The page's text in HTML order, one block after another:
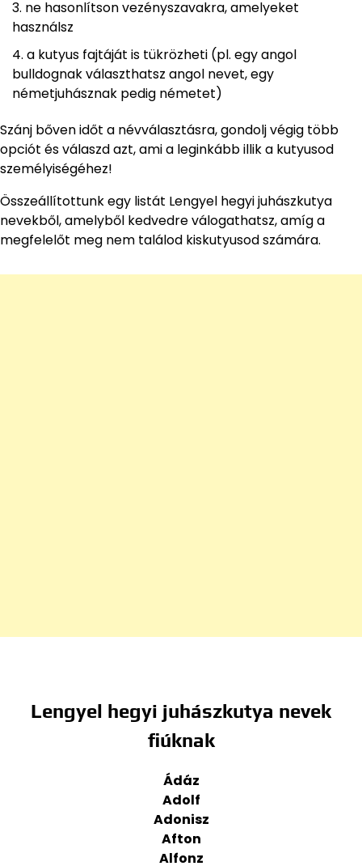
ne hasonlítson vezényszavakra, amelyeket
használsz
a kutyus fajtáját is tükrözheti (pl. egy angol
bulldognak választhatsz angol nevet, egy
németjuhásznak pedig németet)
Szánj bőven időt a névválasztásra, gondolj végig több
opciót és válaszd azt, ami a leginkább illik a kutyusod
személyiségéhez!
Összeállítottunk egy listát Lengyel hegyi juhászkutya
nevekből, amelyből kedvedre válogathatsz, amíg a
megfelelőt meg nem találod kiskutyusod számára.
Lengyel hegyi juhászkutya nevek
fiúknak
Ádáz
Adolf
Adonisz
Afton
Alfonz